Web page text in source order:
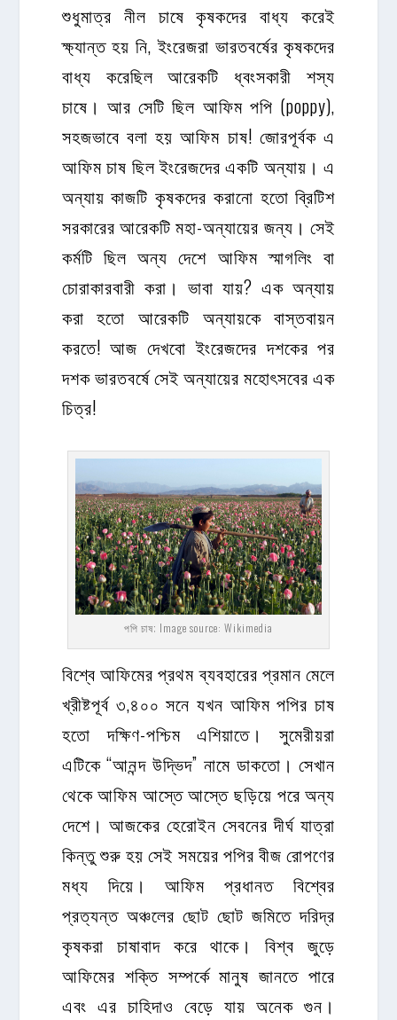
শুধুমাত্র নীল চাষে কৃষকদের বাধ্য করেই
ক্ষ্যান্ত হয় নি, ইংরেজরা ভারতবর্ষের কৃষকদের
বাধ্য করেছিল আরেকটি ধ্বংসকারী শস্য
চাষে। আর সেটি ছিল আফিম পপি (poppy),
সহজভাবে বলা হয় আফিম চাষ! জোরপূর্বক এ
আফিম চাষ ছিল ইংরেজদের একটি অন্যায়। এ
অন্যায় কাজটি কৃষকদের করানো হতো ব্রিটিশ
সরকারের আরেকটি মহা-অন্যায়ের জন্য। সেই
কর্মটি ছিল অন্য দেশে আফিম স্মাগলিং বা
চোরাকারবারী করা। ভাবা যায়? এক অন্যায়
করা হতো আরেকটি অন্যায়কে বাস্তবায়ন
করতে! আজ দেখবো ইংরেজদের দশকের পর
দশক ভারতবর্ষে সেই অন্যায়ের মহোৎসবের এক
চিত্র!
পপি চাষ; Image source: Wikimedia
বিশ্বে আফিমের প্রথম ব্যবহারের প্রমান মেলে
খ্রীষ্টপূর্ব ৩,৪০০ সনে যখন আফিম পপির চাষ
হতো দক্ষিণ-পশ্চিম এশিয়াতে। সুমেরীয়রা
এটিকে “আনন্দ উদ্ভিদ” নামে ডাকতো। সেখান
থেকে আফিম আস্তে আস্তে ছড়িয়ে পরে অন্য
দেশে। আজকের হেরোইন সেবনের দীর্ঘ যাত্রা
কিন্তু শুরু হয় সেই সময়ের পপির বীজ রোপণের
মধ্য দিয়ে। আফিম প্রধানত বিশ্বের
প্রত্যন্ত অঞ্চলের ছোট ছোট জমিতে দরিদ্র
কৃষকরা চাষাবাদ করে থাকে। বিশ্ব জুড়ে
আফিমের শক্তি সম্পর্কে মানুষ জানতে পারে
এবং এর চাহিদাও বেড়ে যায় অনেক গুন।